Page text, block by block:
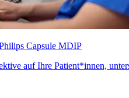
Capsule MDIP
auf Ihre Patient*innen,